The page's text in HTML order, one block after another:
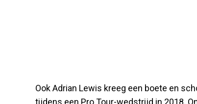
Ook Adrian Lewis kreeg een boete en
tijdens een Pro Tour-wedstrijd in 2018.